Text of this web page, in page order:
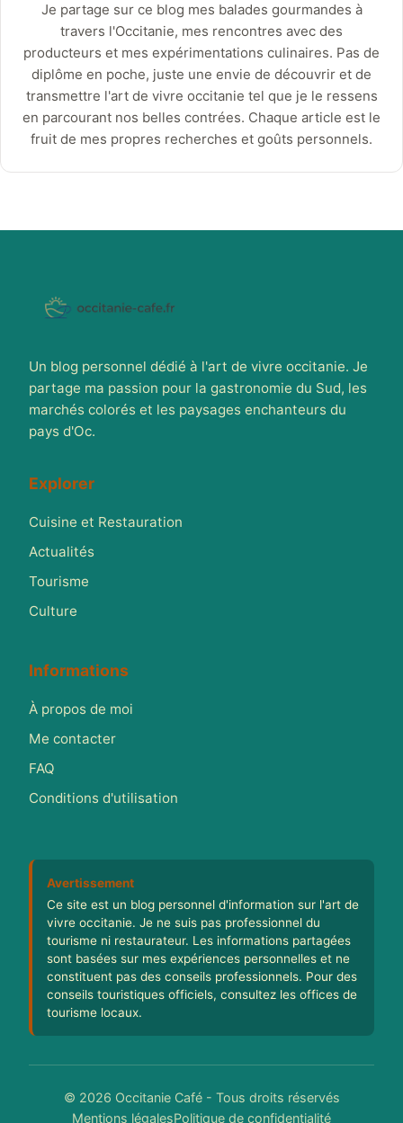
Je partage sur ce blog mes balades gourmandes à
travers l'Occitanie, mes rencontres avec des
producteurs et mes expérimentations culinaires. Pas de
diplôme en poche, juste une envie de découvrir et de
transmettre l'art de vivre occitanie tel que je le ressens
en parcourant nos belles contrées. Chaque article est le
fruit de mes propres recherches et goûts personnels.
Un blog personnel dédié à l'art de vivre occitanie. Je
partage ma passion pour la gastronomie du Sud, les
marchés colorés et les paysages enchanteurs du
pays d'Oc.
Explorer
Cuisine et Restauration
Actualités
Tourisme
Culture
Informations
À propos de moi
Me contacter
FAQ
Conditions d'utilisation
Avertissement
Ce site est un blog personnel d'information sur l'art de
vivre occitanie. Je ne suis pas professionnel du
tourisme ni restaurateur. Les informations partagées
sont basées sur mes expériences personnelles et ne
constituent pas des conseils professionnels. Pour des
conseils touristiques officiels, consultez les offices de
tourisme locaux.
© 2026 Occitanie Café - Tous droits réservés
Mentions légalesPolitique de confidentialité